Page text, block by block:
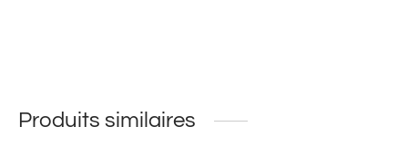
Produits similaires